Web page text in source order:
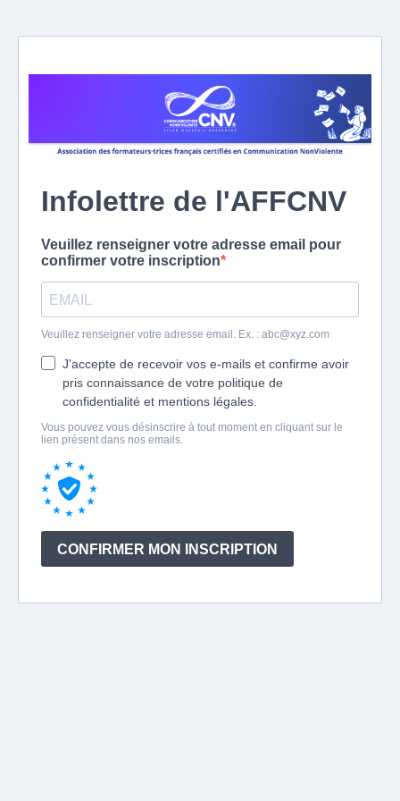
Infolettre de l'AFFCNV
Veuillez renseigner votre adresse email pour
confirmer votre inscription
Veuillez renseigner votre adresse email. Ex. : abc@xyz.com
J'accepte de recevoir vos e-mails et confirme avoir
pris connaissance de votre politique de
confidentialité et mentions légales.
Vous pouvez vous désinscrire à tout moment en cliquant sur le
lien présent dans nos emails.
CONFIRMER MON INSCRIPTION